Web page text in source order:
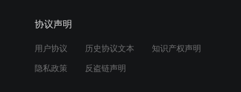
协议声明
用户协议 历史协议文本 知识产权声明
隐私政策 反盗链声明